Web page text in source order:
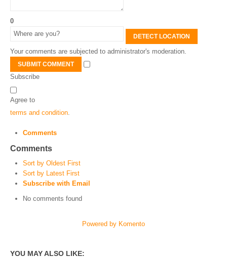
0
DETECT LOCATION
Your comments are subjected to administrator's moderation.
SUBMIT COMMENT
Subscribe
Agree to
terms and condition
Comments
Comments
Sort by Oldest First
Sort by Latest First
Subscribe with Email
No comments found
Powered by Komento
YOU MAY ALSO LIKE: